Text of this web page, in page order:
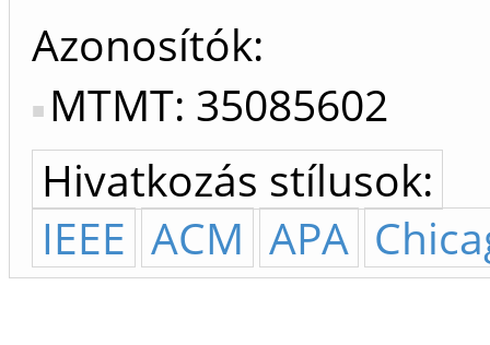
Azonosítók
MTMT: 35085602
Hivatkozás stílusok:
IEEE ACM APA